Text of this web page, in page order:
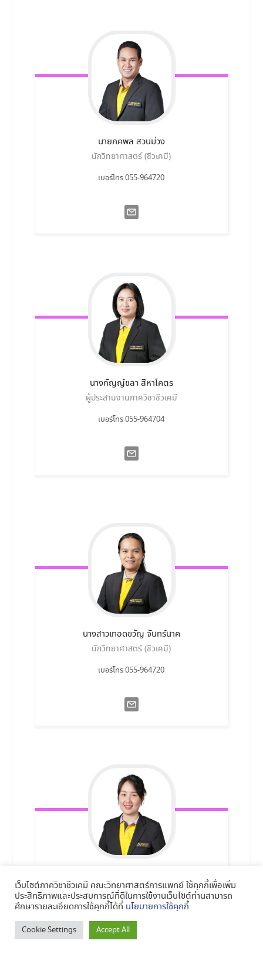
นายภคพล สวนม่วง
นักวิทยาศาสตร์ (ชีวเคมี)
เบอร์โทร 055-964720
นางกัญญ์ชลา สีหาโคตร
ผู้ประสานงานภาควิชาชีวเคมี
เบอร์โทร 055-964704
นางสาวเทอดขวัญ จันทร์นาค
นักวิทยาศาสตร์ (ชีวเคมี)
เบอร์โทร 055-964720
นักวิทยาศาสตร์ (ชีวเคมี)
เบอร์โทร 055-964704
เว็บไซต์ภาควิชาชีวเคมี คณะวิทยาศาสตร์การแพทย์ ใช้คุกกี้เพื่อเพิ่ม
ประสิทธิภาพและประสบการณ์ที่ดีในการใช้งานเว็บไซต์ท่านสามารถ
ศึกษารายละเอียดการใช้คุกกี้ได้ที่ นโยบายการใช้คุกกี้
Cookie Settings Accept All